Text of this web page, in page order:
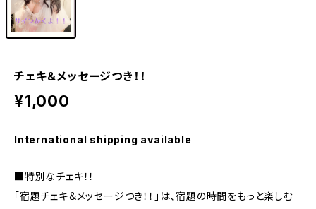
チェキ＆メッセージつき！！
¥1,000
International shipping available
■特別なチェキ！！
「宿題チェキ＆メッセージつき！！」は、宿題の時間をもっと楽しむ